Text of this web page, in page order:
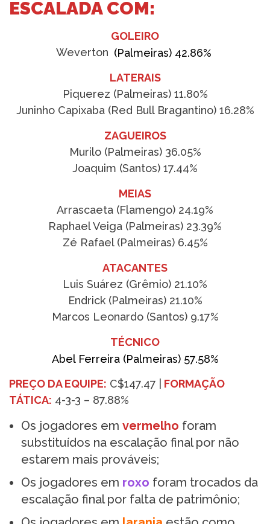
ESCALADA COM:
GOLEIRO
Weverton (Palmeiras) 42.86%
LATERAIS
Piquerez (Palmeiras) 11.80%
Juninho Capixaba (Red Bull Bragantino) 16.28%
ZAGUEIROS
Murilo (Palmeiras) 36.05%
Joaquim (Santos) 17.44%
MEIAS
Arrascaeta (Flamengo) 24.19%
Raphael Veiga (Palmeiras) 23.39%
Zé Rafael (Palmeiras) 6.45%
ATACANTES
Luis Suárez (Grêmio) 21.10%
Endrick (Palmeiras) 21.10%
Marcos Leonardo (Santos) 9.17%
TÉCNICO
Abel Ferreira (Palmeiras) 57.58%
PREÇO DA EQUIPE: C$147.47 |
FORMAÇÃO
TÁTICA: 4-3-3 – 87.88%
Os jogadores em vermelho foram
substituídos na escalação final por não
estarem mais prováveis;
Os jogadores em roxo foram trocados da
escalação final por falta de patrimônio;